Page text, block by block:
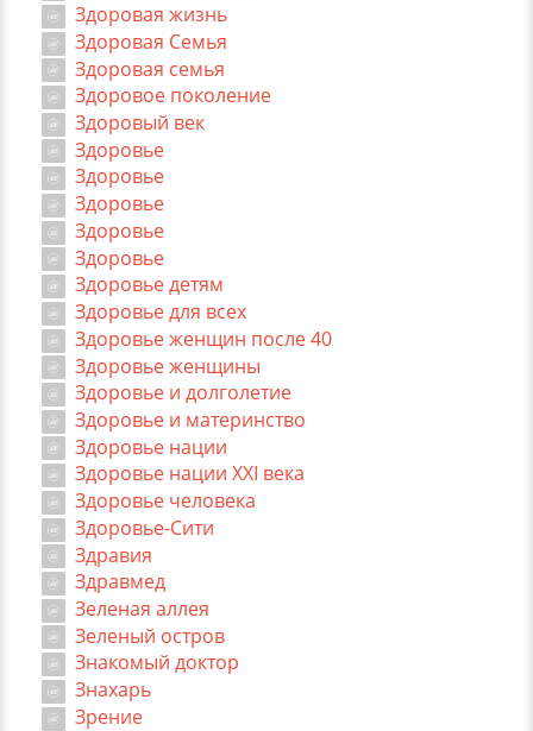
Здоровая жизнь
Здоровая Семья
Здоровая семья
Здоровое поколение
Здоровый век
Здоровье
Здоровье
Здоровье
Здоровье
Здоровье
Здоровье детям
Здоровье для всех
Здоровье женщин после 40
Здоровье женщины
Здоровье и долголетие
Здоровье и материнство
Здоровье нации
Здоровье нации XXI века
Здоровье человека
Здоровье-Сити
Здравия
Здравмед
Зеленая аллея
Зеленый остров
Знакомый доктор
Знахарь
Зрение